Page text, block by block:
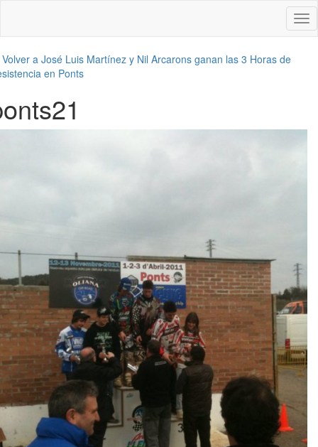
Volver a José Luis Martínez y Nil Arcarons ganan las 3 Horas de
en Ponts